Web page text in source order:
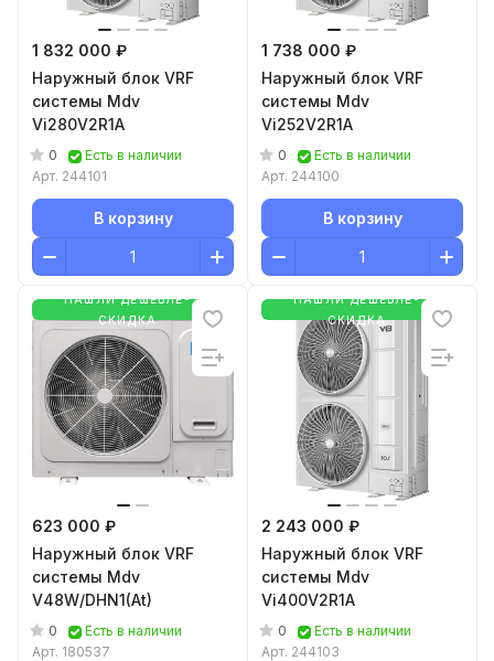
1 832 000 ₽
Наружный блок VRF
системы Mdv
Vi280V2R1A
0
Есть в наличии
Арт. 244101
В корзину
1 738 000 ₽
Наружный блок VRF
системы Mdv
Vi252V2R1A
0
Есть в наличии
Арт. 244100
В корзину
НАШЛИ ДЕШЕВЛЕ-
СКИДКА
623 000 ₽
Наружный блок VRF
системы Mdv
V48W/DHN1(At)
0
Есть в наличии
Арт. 180537
НАШЛИ ДЕШЕВЛЕ-
СКИДКА
2 243 000 ₽
Наружный блок VRF
системы Mdv
Vi400V2R1A
0
Есть в наличии
Арт. 244103